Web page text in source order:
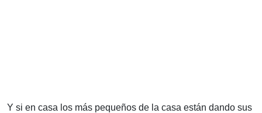
Y si en casa los más pequeños de la casa están dando sus